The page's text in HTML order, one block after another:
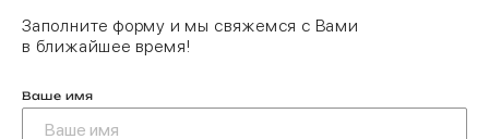
Заполните форму и мы свяжемся с Вами
в ближайшее время!
Ваше имя